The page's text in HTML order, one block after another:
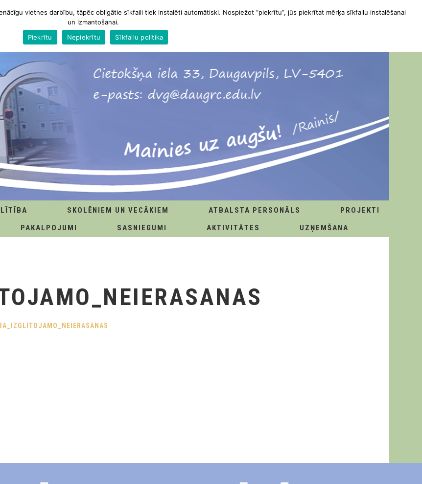
SKOLĒNIEM UN VECĀKIEM ATBALSTA PERSONĀLS
PROJEKTI
PAKALPOJUMI SASNIEGUMI AKTIVITĀTES UZŅEMŠANA
vietnes darbību, tāpēc obligātie sīkfaili tiek instalēti automātiski. Nospiežot “piekrītu”, jūs piekrītat mērķa sīkfailu instalēšanai
un izmantošanai.
Piekrītu
Nepiekrītu Sīkfailu politika